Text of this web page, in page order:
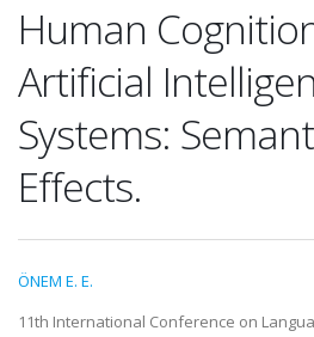
Human
Artificial
Systems:
Effects.
ÖNEM E. E.
11th International Conference on